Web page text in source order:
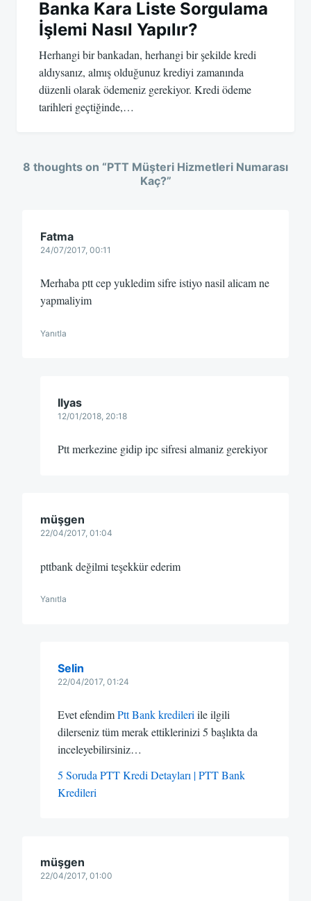
Banka Kara Liste Sorgulama
İşlemi Nasıl Yapılır?
Herhangi bir bankadan, herhangi bir şekilde kredi
aldıysanız, almış olduğunuz krediyi zamanında
düzenli olarak ödemeniz gerekiyor. Kredi ödeme
tarihleri geçtiğinde,…
8 thoughts on “PTT Müşteri Hizmetleri Numarası
Kaç?”
Fatma
24/07/2017, 00:11
Merhaba ptt cep yukledim sifre istiyo nasil alicam ne
yapmaliyim
Yanıtla
Ilyas
12/01/2018, 20:18
Ptt merkezine gidip ipc sifresi almaniz gerekiyor
müşgen
22/04/2017, 01:04
pttbank değilmi teşekkür ederim
Yanıtla
Selin
22/04/2017, 01:24
Evet efendimPtt Bank kredileriile ilgili
dilerseniz tüm merak ettiklerinizi 5 başlıkta da
inceleyebilirsiniz…
5 Soruda PTT Kredi Detayları | PTT Bank
Kredileri
müşgen
22/04/2017, 01:00